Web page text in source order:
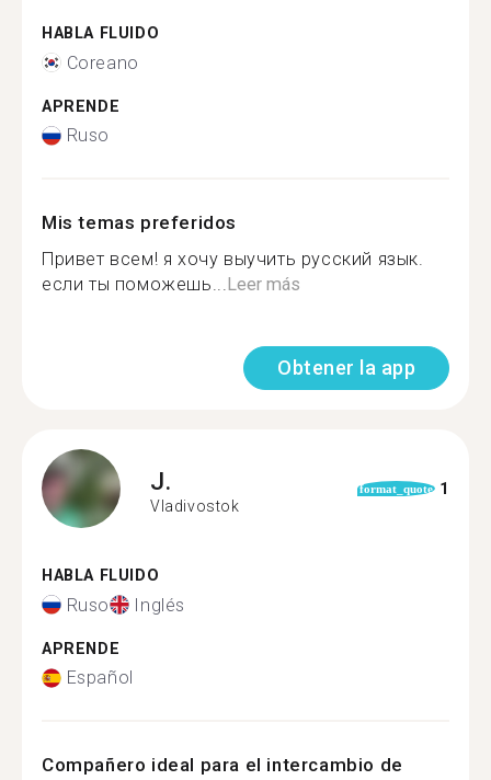
HABLA FLUIDO
Coreano
APRENDE
Ruso
Mis temas preferidos
Привет всем! я хочу выучить русский язык.
если ты поможешь...Leer más
Obtener la app
J.
Vladivostok
format_quote 1
HABLA FLUIDO
Ruso Inglés
APRENDE
Español
Compañero ideal para el intercambio de